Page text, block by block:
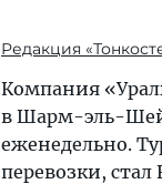
Редакция
Компания
в Шарм-эль-
еженедельно.
перевозки,